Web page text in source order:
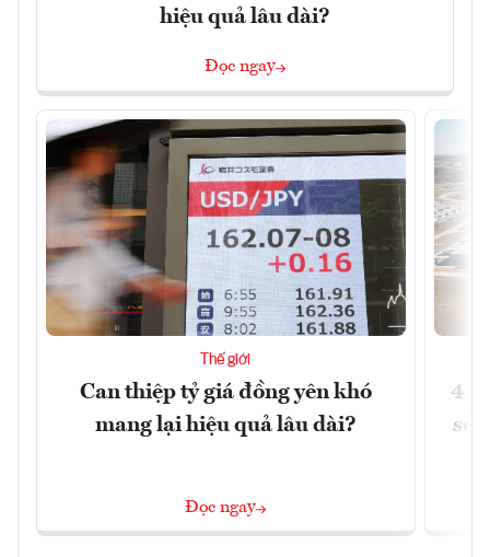
hiệu quả lâu dài?
Đọc ngay
Thế giới
Can thiệp tỷ giá đồng yên khó
mang lại hiệu quả lâu dài?
Đọc ngay
4
sở